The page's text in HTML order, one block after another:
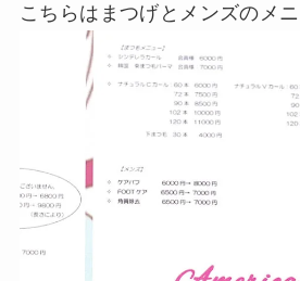
こちらはまつげとメンズのメ